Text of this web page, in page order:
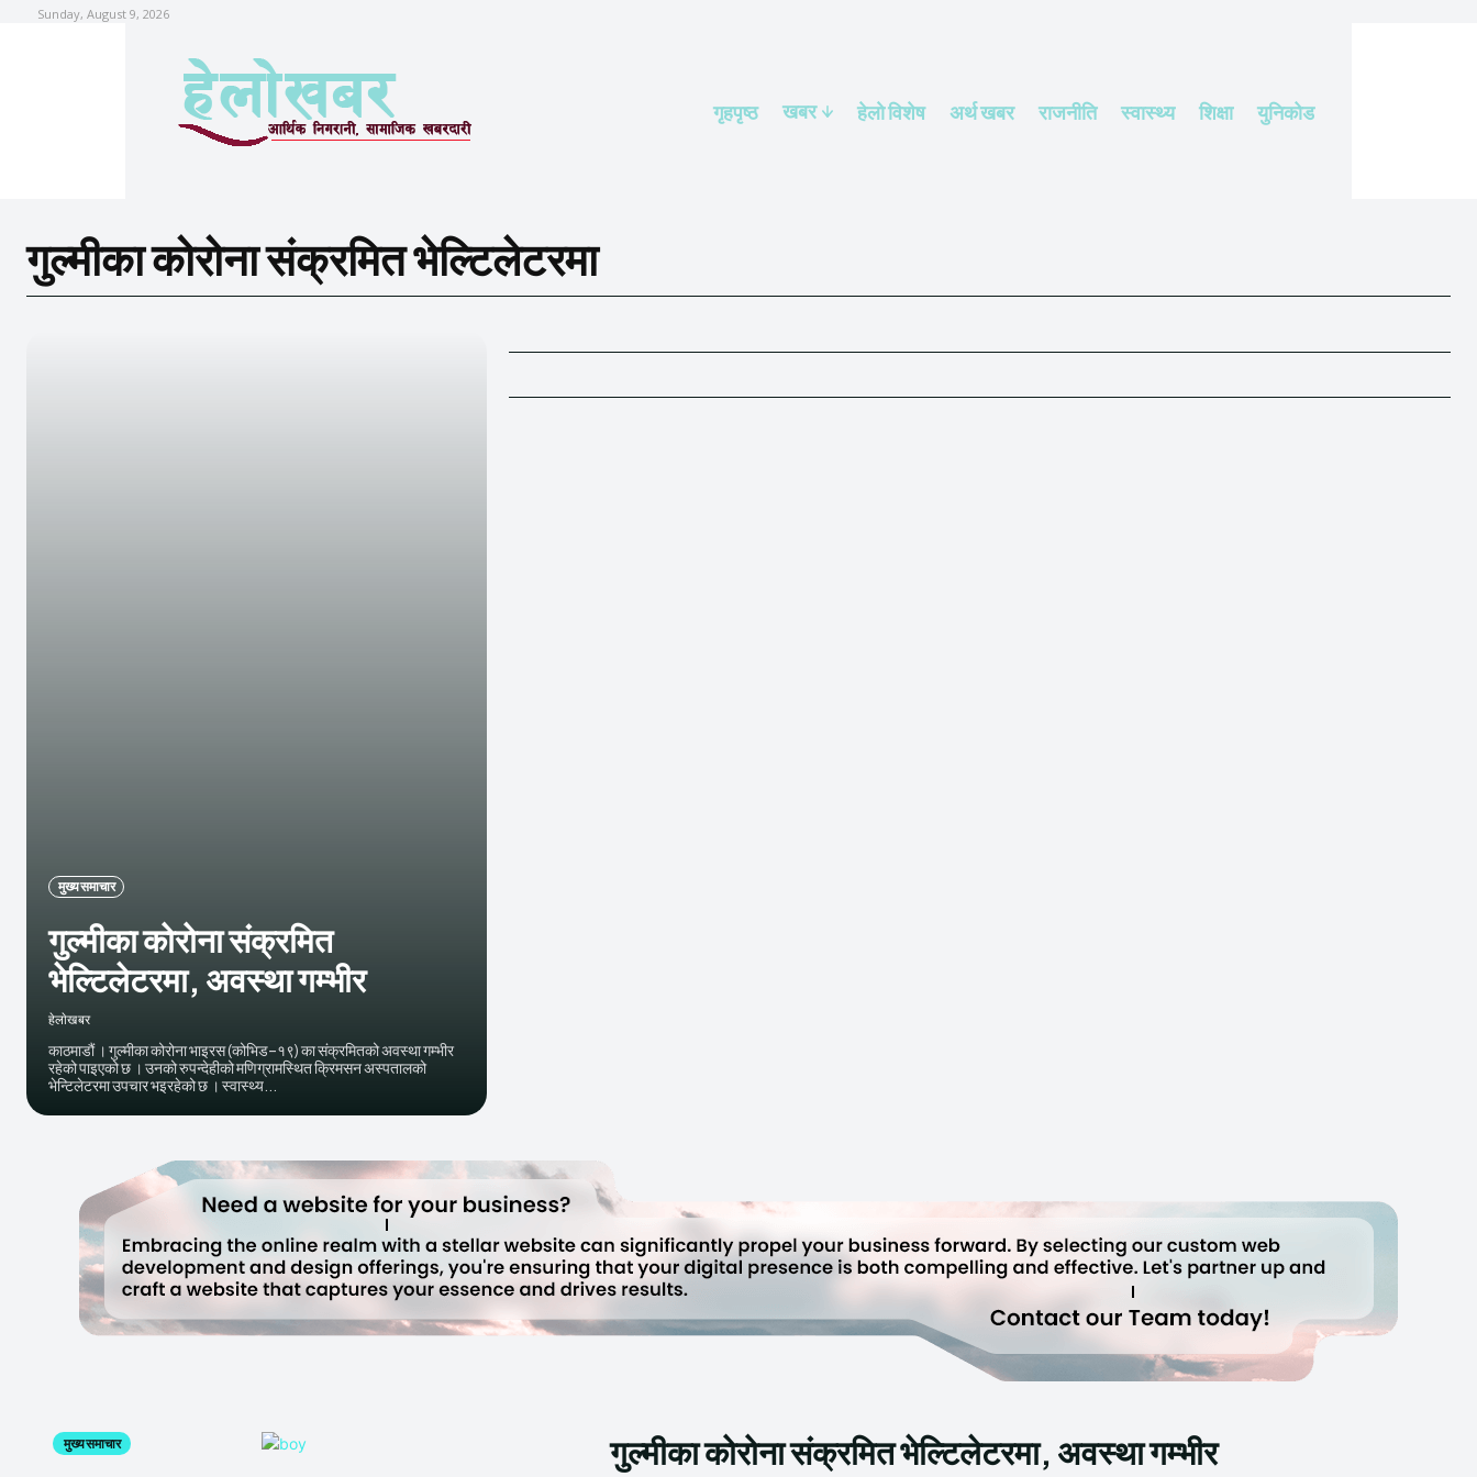
Sunday, August 9, 2026
गृहपृष्ठ खबर हेलाे विशेष अर्थ खबर राजनीति स्वास्थ्य शिक्षा युनिकोड
गुल्मीका कोरोना संक्रमित भेल्टिलेटरमा
मुख्य समाचार
गुल्मीका कोरोना संक्रमित
भेल्टिलेटरमा, अवस्था गम्भीर
हेलाेखबर
काठमाडौं । गुल्मीका कोरोना भाइरस (कोभिड–१९) का संक्रमितको अवस्था गम्भीर
रहेको पाइएको छ । उनको रुपन्देहीको मणिग्रामस्थित क्रिमसन अस्पतालको
भेन्टिलेटरमा उपचार भइरहेको छ । स्वास्थ्य...
मुख्य समाचार गुल्मीका कोरोना संक्रमित भेल्टिलेटरमा, अवस्था गम्भीर